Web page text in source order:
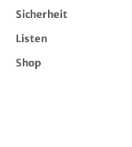
Sicherheit
Listen
Shop